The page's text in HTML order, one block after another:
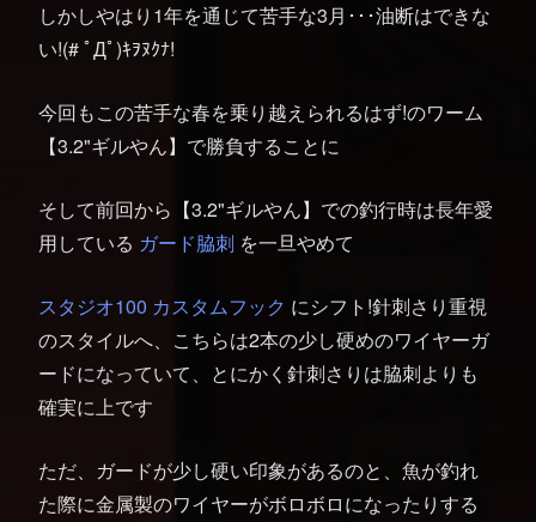
しかしやはり1年を通じて苦手な3月･･･油断はできな
い!(# ﾟДﾟ)ｷｦﾇｸﾅ!
今回もこの苦手な春を乗り越えられるはず!のワーム
【3.2"ギルやん】で勝負することに
そして前回から【3.2"ギルやん】での釣行時は長年愛
用している ガード脇刺 を一旦やめて
スタジオ100 カスタムフック にシフト!針刺さり重視
のスタイルへ、こちらは2本の少し硬めのワイヤーガ
ードになっていて、とにかく針刺さりは脇刺よりも
確実に上です
ただ、ガードが少し硬い印象があるのと、魚が釣れ
た際に金属製のワイヤーがボロボロになったりする